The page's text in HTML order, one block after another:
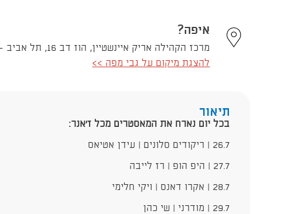
איפה?
מרכז הקהילה אריק איינשטיין, הוז דב 16, תל אביב - יפו
להצגת מיקום על גבי מפה >>
תיאור
בכל יום נארח את המאסטרים מכל ז'אנר:
26.7 | ריקודים סלונים | עידן אטיאס
27.7 | היפ הופ | רז לייבה
28.7 | אקרו דאנס | ויקי חלימי
29.7 | מודרני | שי כהן